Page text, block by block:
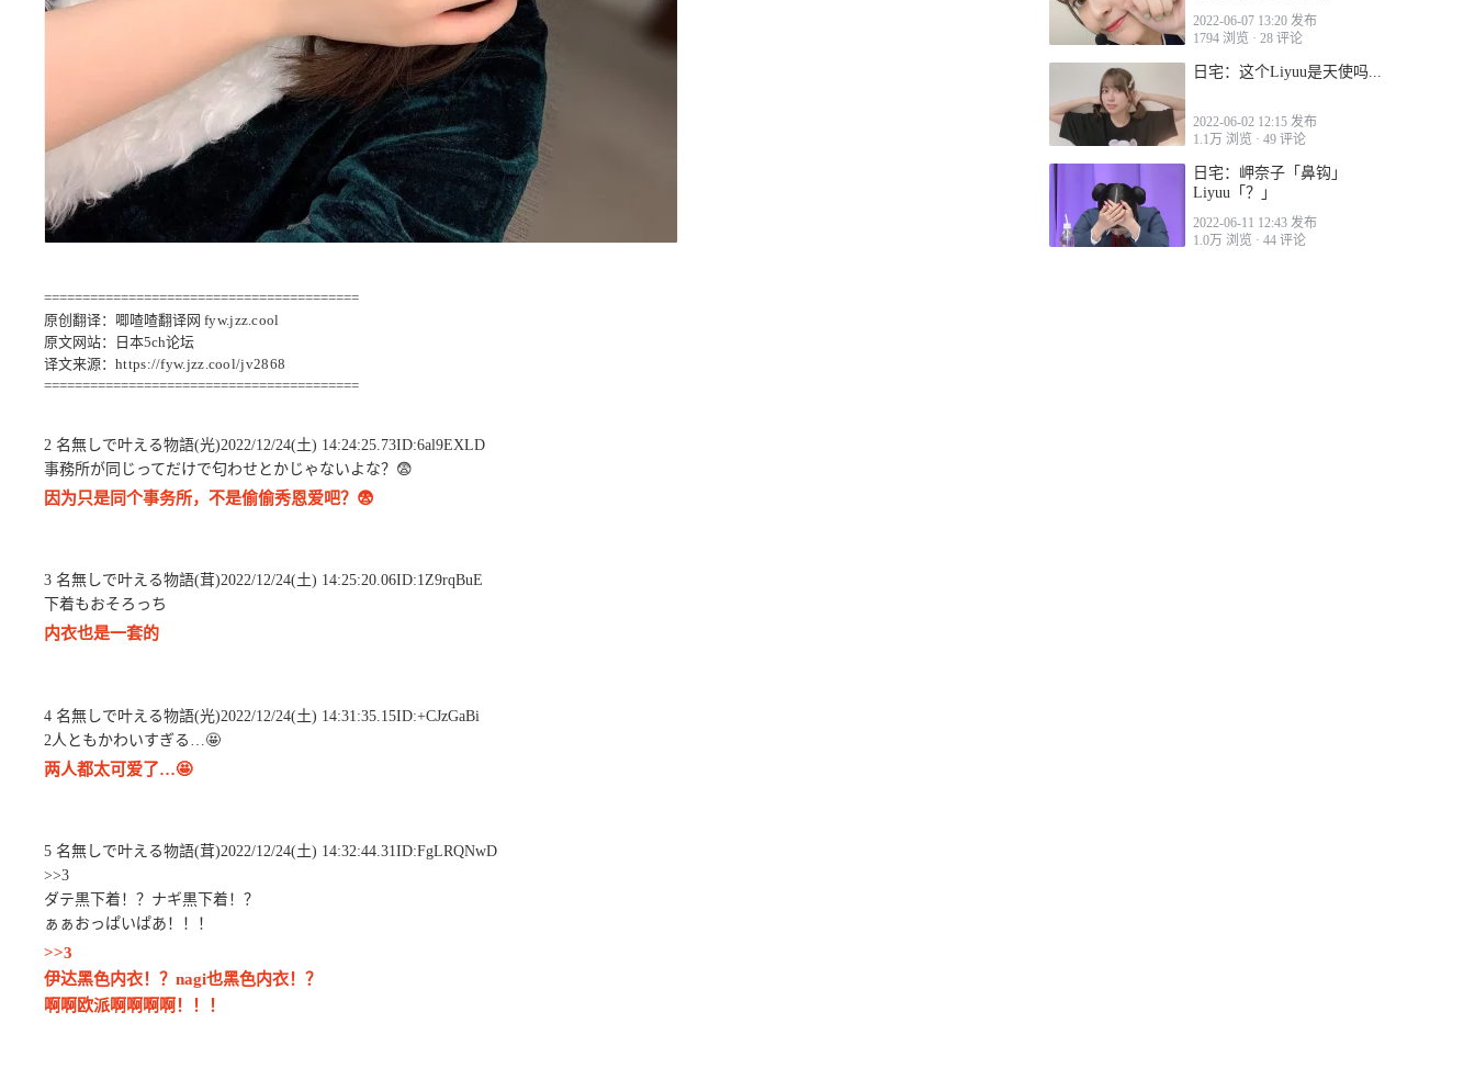
=========================================
原创翻译：唧喳喳翻译网 fyw.jzz.cool
原文网站：日本5ch论坛
译文来源： https://fyw.jzz.cool/jv2868
=========================================
2 名無しで叶える物語(光)2022/12/24(土) 14:24:25.73ID:6al9EXLD
事務所が同じってだけで匂わせとかじゃないよな？😨
因为只是同个事务所，不是偷偷秀恩爱吧？😨
3 名無しで叶える物語(茸)2022/12/24(土) 14:25:20.06ID:1Z9rqBuE
下着もおそろっち
内衣也是一套的
4 名無しで叶える物語(光)2022/12/24(土) 14:31:35.15ID:+CJzGaBi
2人ともかわいすぎる…🤩
两人都太可爱了…🤩
5 名無しで叶える物語(茸)2022/12/24(土) 14:32:44.31ID:FgLRQNwD
>>3
ダテ黒下着！？ナギ黒下着！？
ぁぁおっぱいぱあ！！！
>>3
伊达黑色内衣！？nagi也黑色内衣！？
啊啊欧派啊啊啊啊！！！
2022-06-07 13:20 发布
1794 浏览 · 28 评论
日宅：这个Liyuu是天使吗...
2022-06-02 12:15 发布
1.1万 浏览 · 49 评论
日宅：岬奈子「鼻钩」
Liyuu「？」
2022-06-11 12:43 发布
1.0万 浏览 · 44 评论